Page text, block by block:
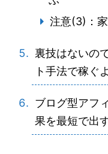
注意(3)：
裏技はないの
ト手法で稼ぐ
ブログ型アフ
果を最短で出